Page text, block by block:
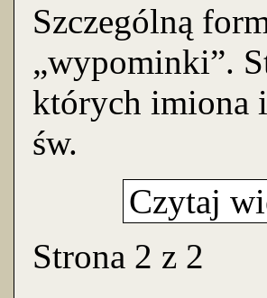
Szczególną
„wypominki”.
których imiona
św.
Czytaj
Strona 2 z 2